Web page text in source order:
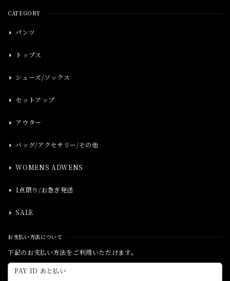
CATEGORY
パンツ
トップス
シューズ/ソックス
セットアップ
アウター
バッグ/アクセサリー/その他
WOMENS ADWENS
1点限り/お急ぎ発送
SALE
お支払い方法について
下記のお支払い方法をご利用いただけます。
PAY ID あと払い